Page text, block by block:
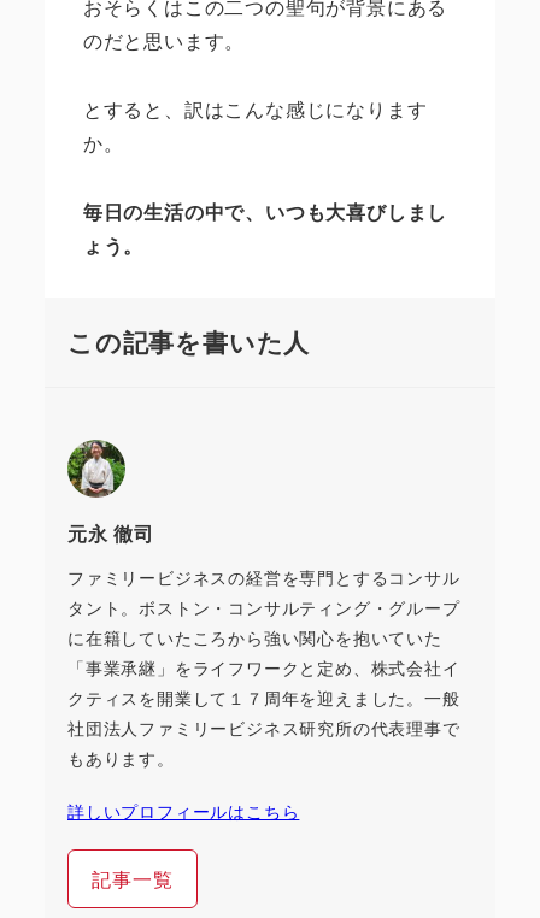
おそらくはこの二つの聖句が背景にある
のだと思います。
とすると、訳はこんな感じになります
か。
毎日の生活の中で、いつも大喜びしまし
ょう。
この記事を書いた人
元永 徹司
ファミリービジネスの経営を専門とするコンサル
タント。ボストン・コンサルティング・グループ
に在籍していたころから強い関心を抱いていた
「事業承継」をライフワークと定め、株式会社イ
クティスを開業して１７周年を迎えました。一般
社団法人ファミリービジネス研究所の代表理事で
もあります。
詳しいプロフィールはこちら
記事一覧